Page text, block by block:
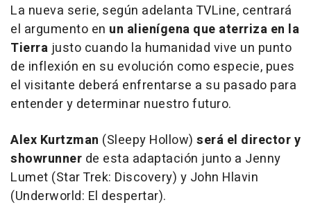
La nueva serie, según adelanta TVLine, centrará
el argumento en un alienígena que aterriza en la
Tierra justo cuando la humanidad vive un punto
de inflexión en su evolución como especie, pues
el visitante deberá enfrentarse a su pasado para
entender y determinar nuestro futuro.
Alex Kurtzman (Sleepy Hollow) será el directory
showrunner de esta adaptación junto a Jenny
Lumet (Star Trek: Discovery) y John Hlavin
(Underworld: El despertar).